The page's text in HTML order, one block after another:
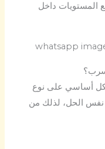
المستويات داخل
أساسي على نوع
نفس الحل، لذلك من